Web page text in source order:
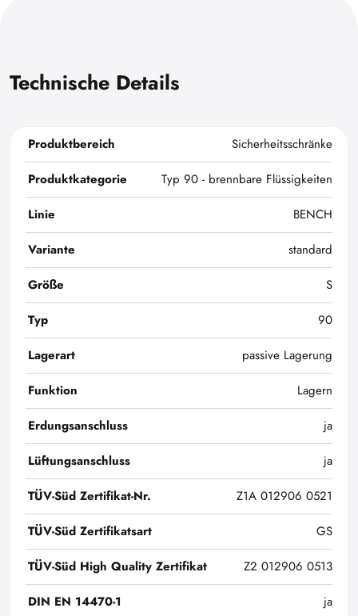
Technische Details
Produktbereich
Sicherheitsschränke
Produktkategorie
Typ 90 - brennbare Flüssigkeiten
Linie
BENCH
Variante
standard
Größe
S
Typ
90
Lagerart
passive Lagerung
Funktion
Lagern
Erdungsanschluss
ja
Lüftungsanschluss
ja
TÜV-Süd Zertifikat-Nr.
Z1A 012906 0521
TÜV-Süd Zertifikatsart
GS
TÜV-Süd High Quality Zertifikat
Z2 012906 0513
DIN EN 14470-1
ja